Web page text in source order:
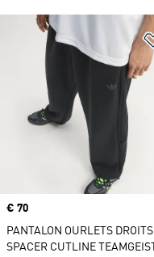
Prix
€ 70
PANTALON OURLETS DROITS
SPACER CUTLINE TEAMGEIST